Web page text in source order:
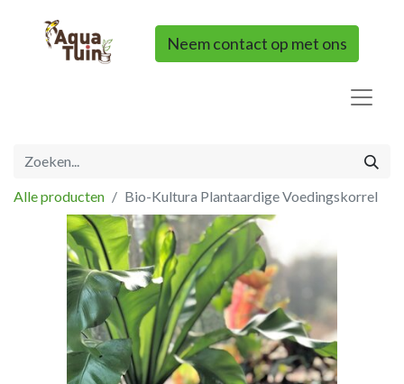
Neem contact op met ons
Alle producten Bio-Kultura Plantaardige Voedingskorrel